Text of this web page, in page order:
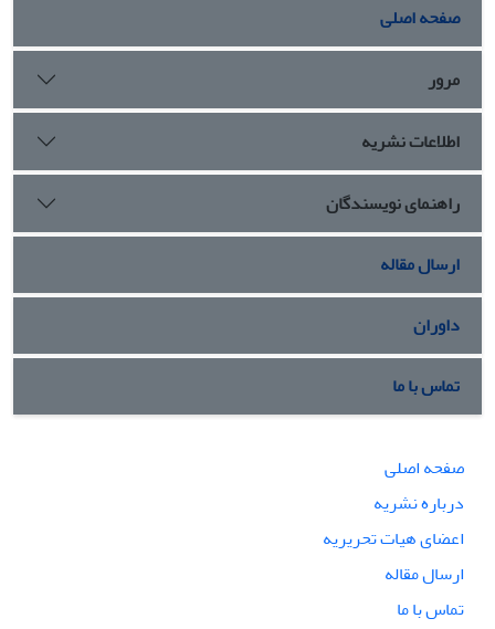
صفحه اصلی
مرور
اطلاعات نشریه
راهنمای نویسندگان
ارسال مقاله
داوران
تماس با ما
صفحه اصلی
درباره نشریه
اعضای هیات تحریریه
ارسال مقاله
تماس با ما